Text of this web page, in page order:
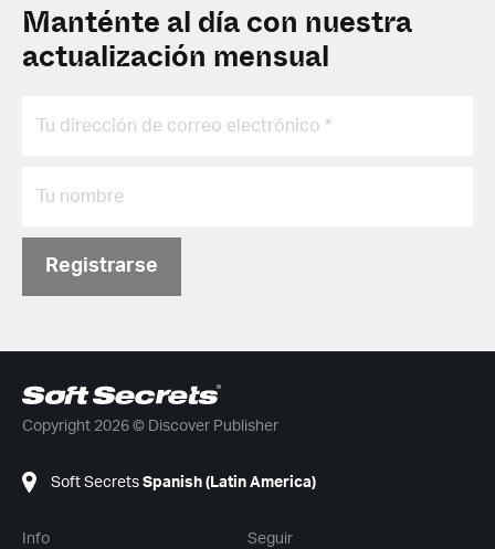
Manténte al día con nuestra
actualización mensual
Registrarse
Copyright 2026 © Discover Publisher
Soft Secrets Spanish (Latin America)
Info Seguir